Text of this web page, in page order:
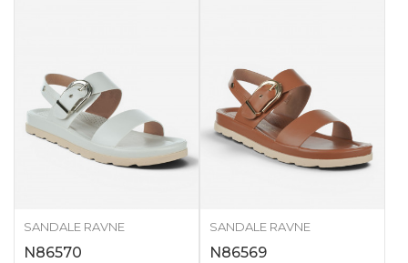
SANDALE RAVNE
N86570
SANDALE RAVNE
N86569